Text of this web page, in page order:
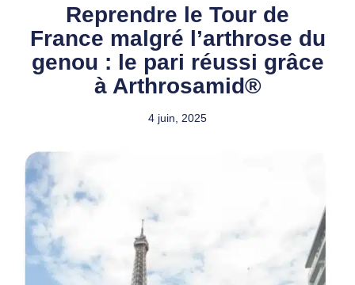
Reprendre le Tour de
France malgré l’arthrose du
genou : le pari réussi grâce
à Arthrosamid®
4 juin, 2025